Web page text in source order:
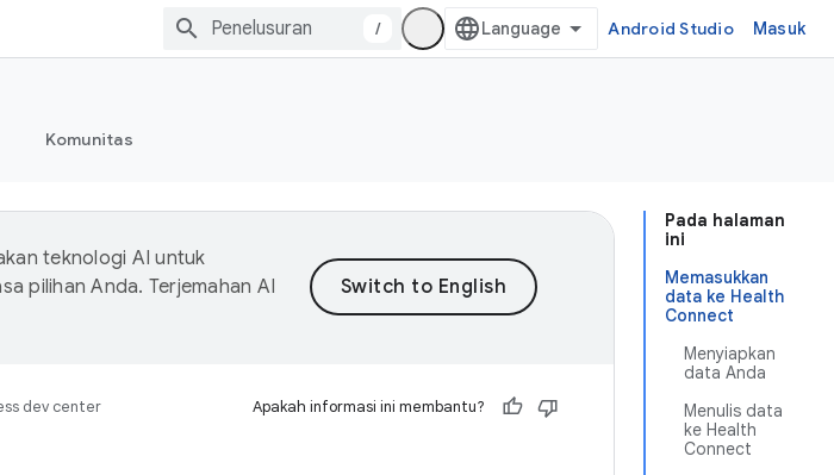
/ Android Studio Masuk
Komunitas
Pada halaman
ini
Memasukkan
data ke Health
Connect
Menyiapkan
data Anda
Menulis data
ke Health
Connect
teknologi AI untuk
pilihan Anda. Terjemahan AI
dev center
Apakah informasi ini membantu?